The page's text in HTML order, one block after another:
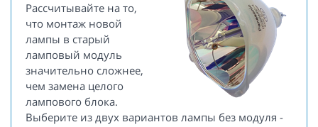
Рассчитывайте на то,
что монтаж новой
лампы в старый
ламповый модуль
значительно сложнее,
чем замена целого
лампового блока.
Выберите из двух вариантов лампы без модуля -